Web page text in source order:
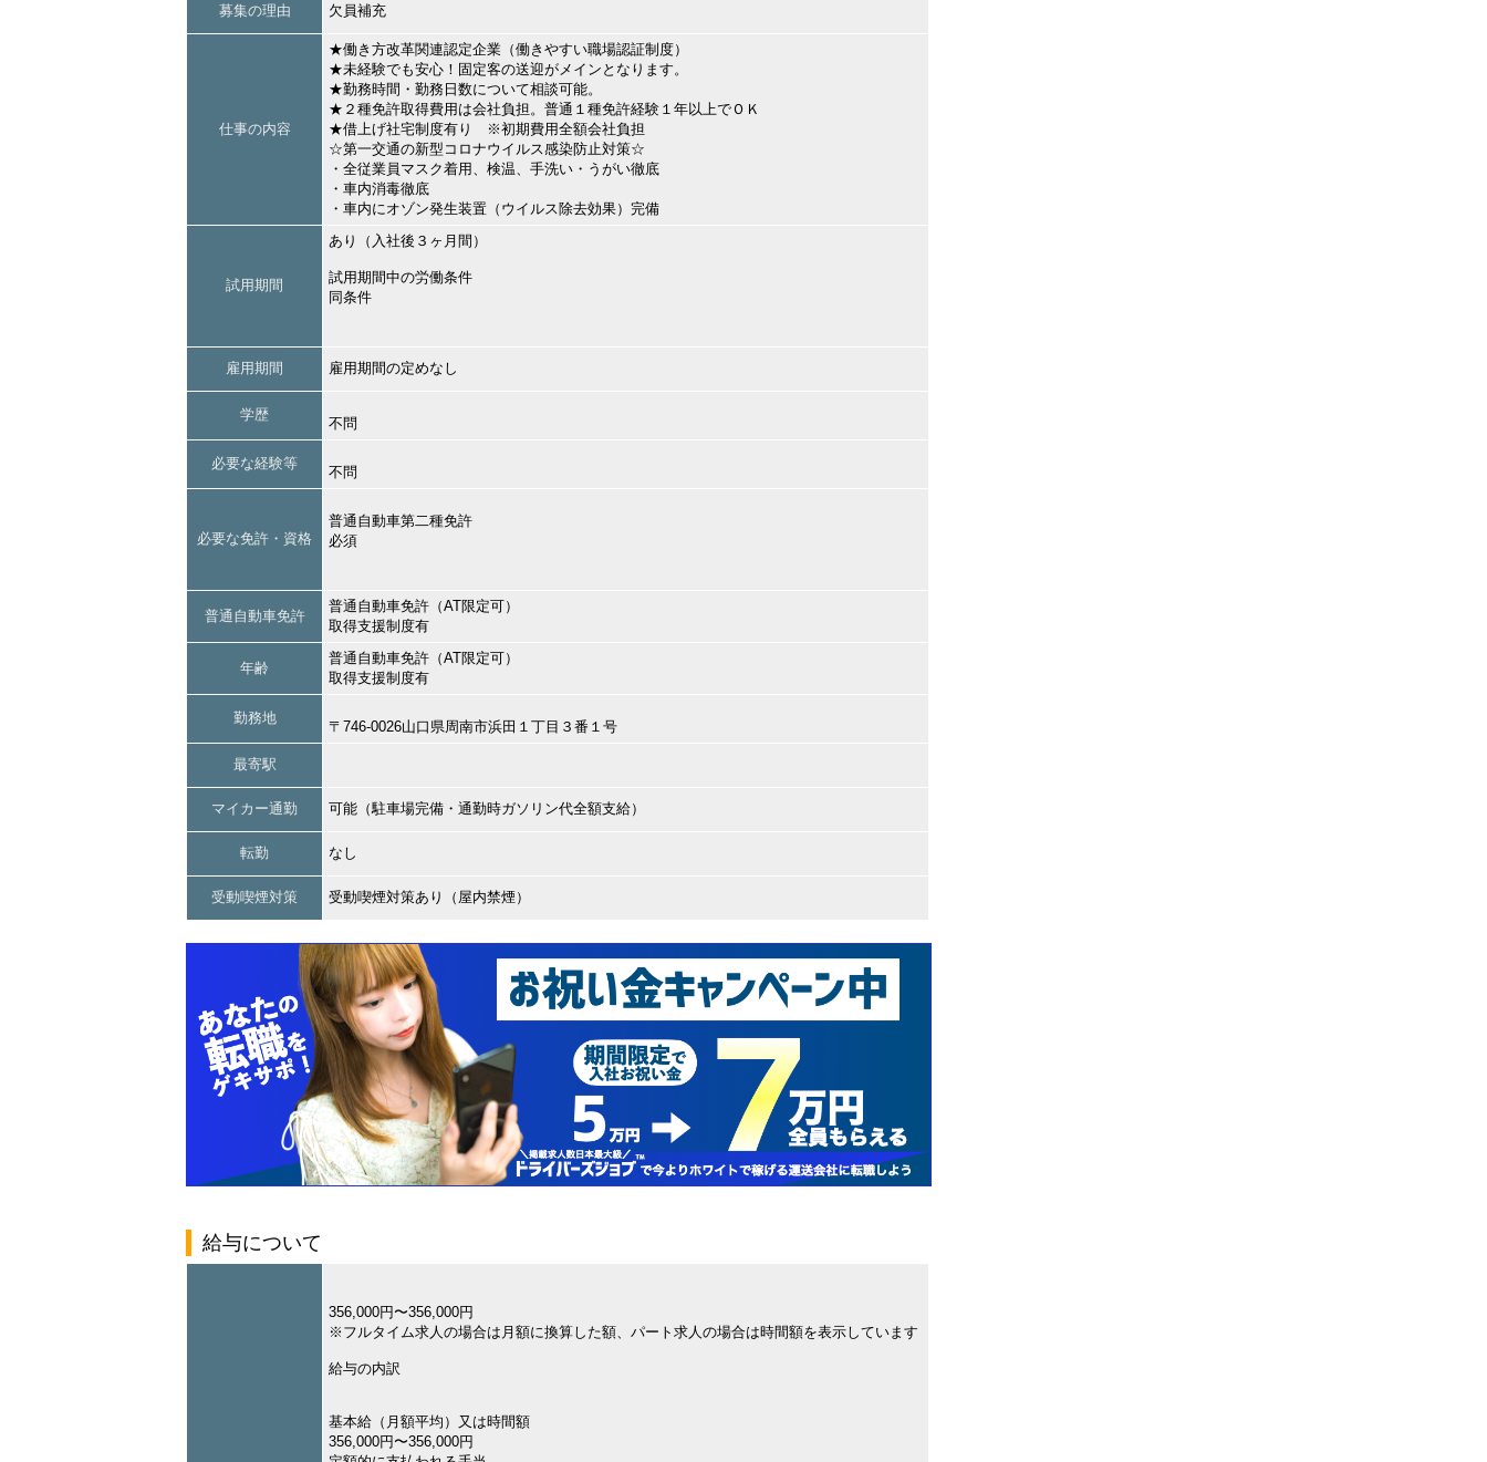
募集の理由 欠員補充
仕事の内容
★働き方改革関連認定企業（働きやすい職場認証制度）
★未経験でも安心！固定客の送迎がメインとなります。
★勤務時間・勤務日数について相談可能。
★２種免許取得費用は会社負担。普通１種免許経験１年以上でＯＫ
★借上げ社宅制度有り ※初期費用全額会社負担
☆第一交通の新型コロナウイルス感染防止対策☆
・全従業員マスク着用、検温、手洗い・うがい徹底
・車内消毒徹底
・車内にオゾン発生装置（ウイルス除去効果）完備
試用期間
あり（入社後３ヶ月間）
試用期間中の労働条件
同条件
雇用期間 雇用期間の定めなし
学歴
不問
必要な経験等
不問
必要な免許・資格
普通自動車第二種免許
必須
普通自動車免許
普通自動車免許（AT限定可）
取得支援制度有
年齢
普通自動車免許（AT限定可）
取得支援制度有
勤務地
〒746-0026山口県周南市浜田１丁目３番１号
最寄駅
マイカー通勤 可能（駐車場完備・通勤時ガソリン代全額支給）
転勤 なし
受動喫煙対策 受動喫煙対策あり（屋内禁煙）
給与について
356,000円〜356,000円
※フルタイム求人の場合は月額に換算した額、パート求人の場合は時間額を表示しています
給与の内訳
基本給（月額平均）又は時間額
356,000円〜356,000円